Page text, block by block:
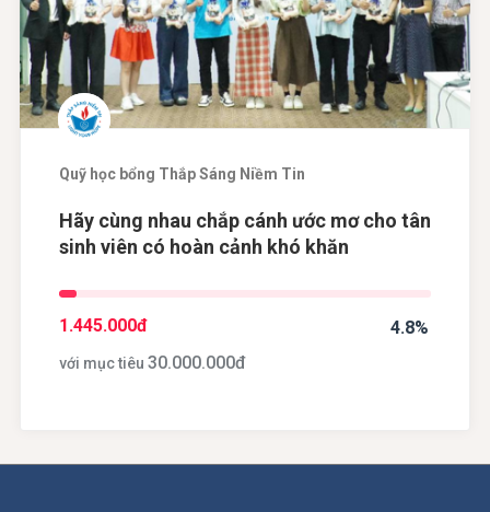
Quỹ học bổng Thắp Sáng Niềm Tin
Hãy cùng nhau chắp cánh ước mơ cho tân
sinh viên có hoàn cảnh khó khăn
4.8%
1.445.000đ
với mục tiêu 30.000.000đ